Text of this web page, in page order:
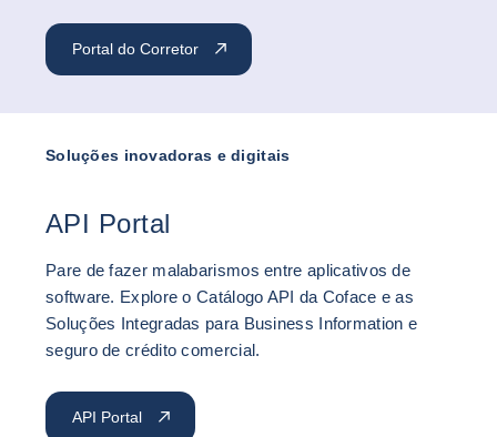
Portal do Corretor
Soluções inovadoras e digitais
API Portal
Pare de fazer malabarismos entre aplicativos de
software. Explore o Catálogo API da Coface e as
Soluções Integradas para Business Information e
seguro de crédito comercial.
API Portal